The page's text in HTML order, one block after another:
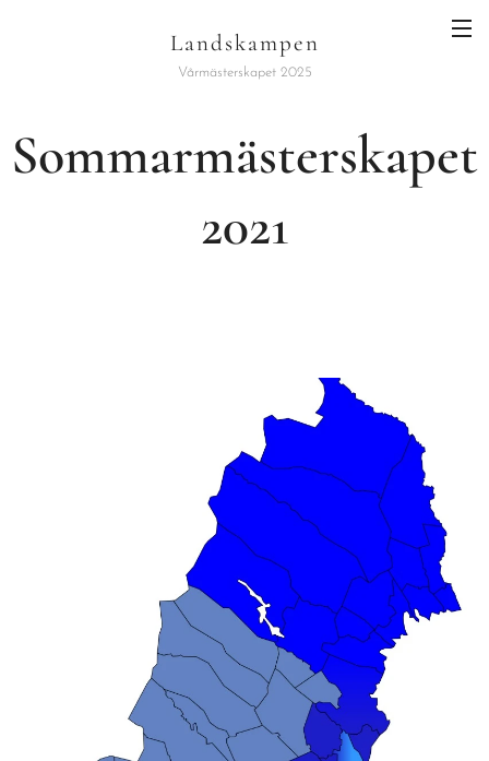
Landskampen
Vårmästerskapet 2025
Sommarmästerskapet
2021